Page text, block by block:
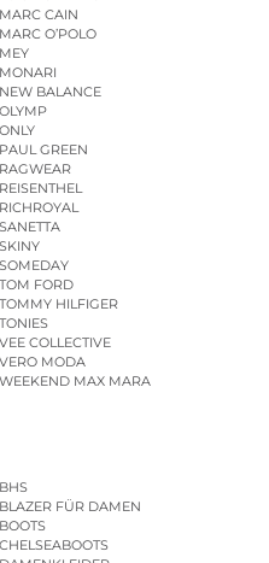
MARC CAIN
MARC O’POLO
MEY
MONARI
NEW BALANCE
OLYMP
ONLY
PAUL GREEN
RAGWEAR
REISENTHEL
RICHROYAL
SANETTA
SKINY
SOMEDAY
TOM FORD
TOMMY HILFIGER
TONIES
VEE COLLECTIVE
VERO MODA
WEEKEND MAX MARA
BHS
BLAZER FÜR DAMEN
BOOTS
CHELSEABOOTS